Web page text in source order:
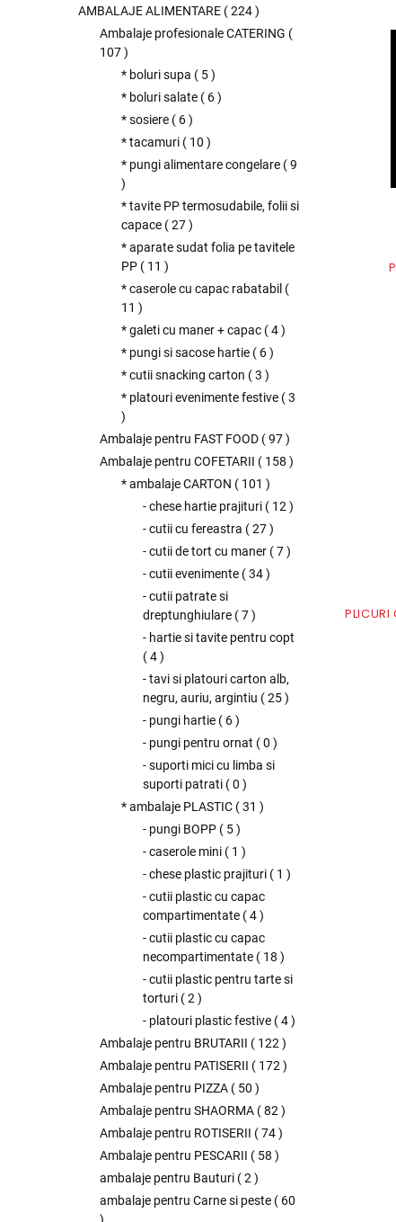
AMBALAJE ALIMENTARE (224)
Ambalaje profesionale CATERING (
107)
* boluri supa ( 5)
* boluri salate ( 6)
* sosiere ( 6)
* tacamuri ( 10 )
* pungi alimentare congelare (9
)
* tavite PP termosudabile, folii si
capace (27)
* aparate sudat folia pe tavitele
PP ( 11 )
* caserole cu capac rabatabil (
11 )
* galeti cu maner + capac (4)
* pungi si sacose hartie ( 6)
* cutii snacking carton (3 )
* platouri evenimente festive (3
)
Ambalaje pentru FAST FOOD (97)
Ambalaje pentru COFETARII ( 158 )
* ambalaje CARTON ( 101 )
- chese hartie prajituri ( 12 )
- cutii cu fereastra (27)
- cutii de tort cu maner (7)
- cutii evenimente (34)
- cutii patrate si
dreptunghiulare (7)
- hartie si tavite pentru copt
(4)
- tavi si platouri carton alb,
negru, auriu, argintiu (25)
- pungi hartie ( 6)
- pungi pentru ornat (0 )
- suporti mici cu limba si
suporti patrati (0 )
* ambalaje PLASTIC (31 )
- pungi BOPP ( 5)
- caserole mini ( 1 )
- chese plastic prajituri ( 1 )
- cutii plastic cu capac
compartimentate (4)
- cutii plastic cu capac
necompartimentate ( 18 )
- cutii plastic pentru tarte si
torturi (2 )
- platouri plastic festive (4)
Ambalaje pentru BRUTARII ( 122 )
Ambalaje pentru PATISERII ( 172 )
Ambalaje pentru PIZZA ( 50 )
Ambalaje pentru SHAORMA (82 )
Ambalaje pentru ROTISERII (74)
Ambalaje pentru PESCARII ( 58 )
ambalaje pentru Bauturi (2 )
ambalaje pentru Carne si peste ( 60
PLICURI